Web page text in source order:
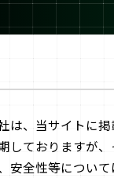
は、当サイトに
しておりますが、
安全性等につい